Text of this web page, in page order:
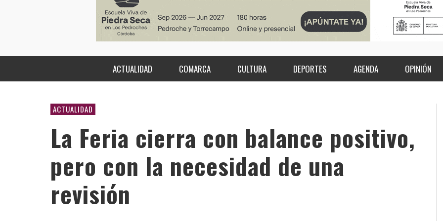
ACTUALIDAD COMARCA CULTURA DEPORTES AGENDA OPINIÓN
ACTUALIDAD
La Feria cierra con balance positivo,
pero con la necesidad de una
revisión